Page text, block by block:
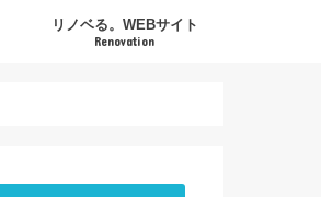
リノベる。WEBサイト
Renovation